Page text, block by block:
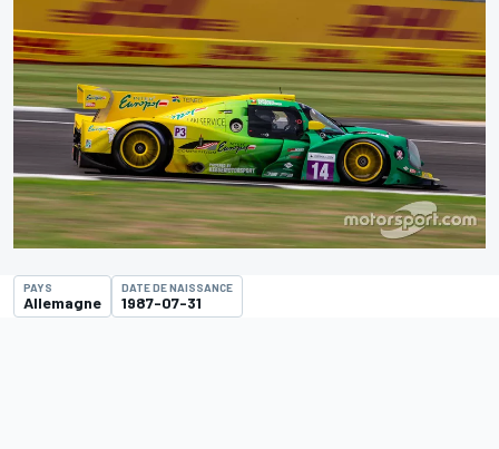
PAYS
Allemagne
DATE DE NAISSANCE
1987-07-31